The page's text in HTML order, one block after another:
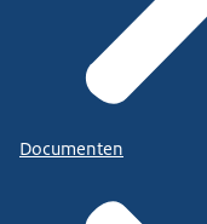
Documenten